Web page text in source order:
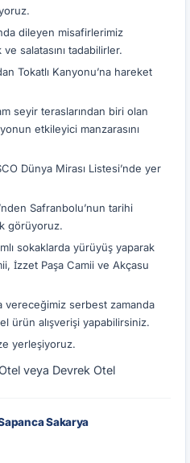
dileyen misafirlerimiz
ve salatasını tadabilirler.
Tokatlı Kanyonu’na hareket
seyir teraslarından biri olan
etkileyici manzarasını
Dünya Mirası Listesi’nde yer
Safranbolu’nun tarihi
görüyoruz.
sokaklarda yürüyüş yaparak
İzzet Paşa Camii ve Akçasu
vereceğimiz serbest zamanda
ürün alışverişi yapabilirsiniz.
yerleşiyoruz.
veya Devrek Otel
Sakarya